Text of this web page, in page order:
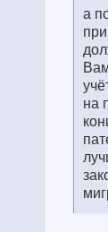
а
на